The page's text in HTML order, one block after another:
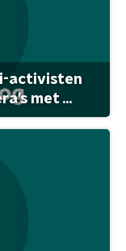
activisten
met ...